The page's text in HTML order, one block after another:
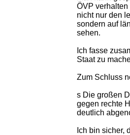
ÖVP
nicht nur den
sondern auf
sehen.
Ich fasse
Staat zu
Zum Schluss
s Die großen
gegen rechte
deutlich
Ich bin sicher,